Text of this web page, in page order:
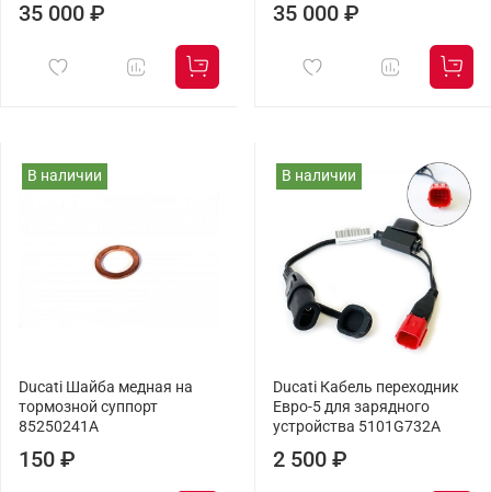
35 000 ₽ 35 000 ₽
В наличии
Ducati Шайба медная на
тормозной суппорт
85250241A
150 ₽
В наличии
Ducati Кабель переходник
Евро-5 для зарядного
устройства 5101G732A
2 500 ₽